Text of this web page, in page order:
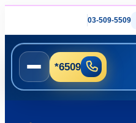
03-509-5509
*6509